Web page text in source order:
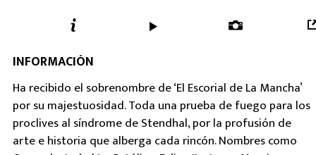
INFORMACIÓN
Ha recibido el sobrenombre de ‘El Escorial de La Mancha’
por su majestuosidad. Toda una prueba de fuego para los
proclives al síndrome de Stendhal, por la profusión de
arte e historia que alberga cada rincón. Nombres como